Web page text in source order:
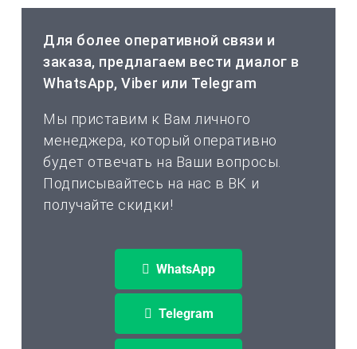
Для более оперативной связи и
заказа, предлагаем вести диалог в
WhatsApp, Viber или Telegram
Мы приставим к Вам личного
менеджера, который оперативно
будет отвечать на Ваши вопросы.
Подписывайтесь на нас в ВК и
получайте скидки!
WhatsApp
Telegram